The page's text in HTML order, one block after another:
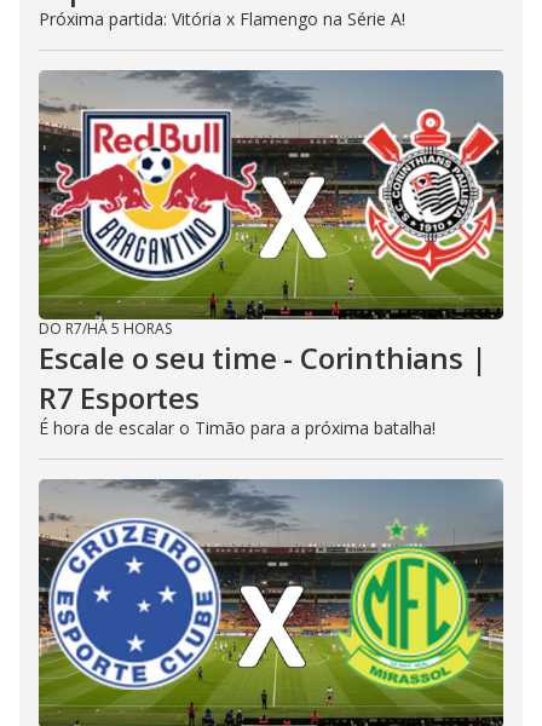
Próxima partida: Vitória x Flamengo na Série A!
DO R7/HÁ 5 HORAS
Escale o seu time - Corinthians |
R7 Esportes
É hora de escalar o Timão para a próxima batalha!